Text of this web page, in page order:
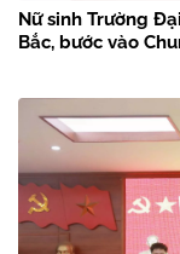
Nữ sinh Trường
Bắc, bước vào